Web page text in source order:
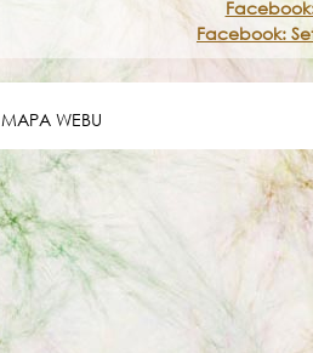
Facebook:
MAPA WEBU